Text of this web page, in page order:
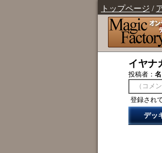
トップページ /
イヤナ
投稿者：
（コメ
登録され
デッ